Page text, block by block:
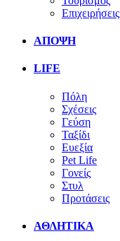
Επιχειρήσεις
ΑΠΟΨΗ
LIFE
Πόλη
Σχέσεις
Γεύση
Ταξίδι
Ευεξία
Pet Life
Γονείς
Στυλ
Προτάσεις
ΑΘΛΗΤΙΚΑ